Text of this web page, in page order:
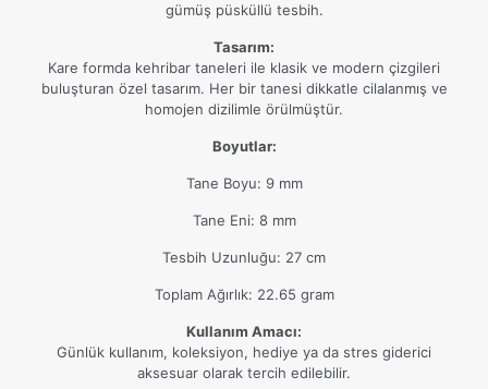
gümüş püsküllü tesbih.
Tasarım:
Kare formda kehribar taneleri ile klasik ve modern çizgileri
buluşturan özel tasarım. Her bir tanesi dikkatle cilalanmış ve
homojen dizilimle örülmüştür.
Boyutlar:
Tane Boyu: 9 mm
Tane Eni: 8 mm
Tesbih Uzunluğu: 27 cm
Toplam Ağırlık: 22.65 gram
Kullanım Amacı:
Günlük kullanım, koleksiyon, hediye ya da stres giderici
aksesuar olarak tercih edilebilir.